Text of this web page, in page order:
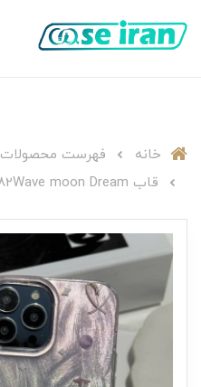
خانه
فهرست محصولات
قاب C006382Wave moon Dream